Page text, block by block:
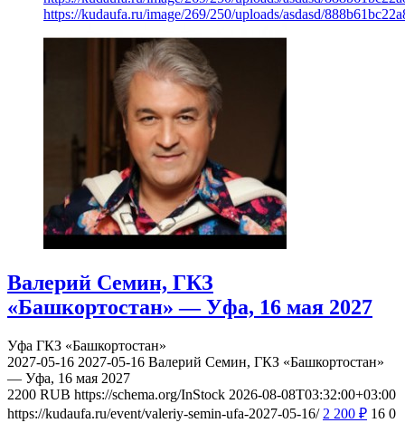
https://kudaufa.ru/image/269/250/uploads/asdasd/
Валерий Семин, ГКЗ
«Башкортостан» — Уфа, 16 мая 2027
Уфа ГКЗ «Башкортостан»
2027-05-16 2027-05-16 Валерий Семин, ГКЗ «Башкортостан»
— Уфа, 16 мая 2027
2200 RUB https://schema.org/InStock 2026-08-08T03:32:00+03:00
https://kudaufa.ru/event/valeriy-semin-ufa-2027-05-16/ 2 200 ₽ 16 0